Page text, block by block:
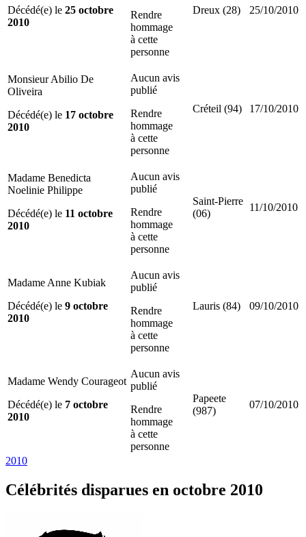
Décédé(e) le 25 octobre
2010
Rendre
hommage
à cette
personne
Dreux (28) 25/10/2010
Monsieur Abilio De
Oliveira
Décédé(e) le 17 octobre
2010
Aucun avis
publié
Rendre
hommage
à cette
personne
Créteil (94) 17/10/2010
Madame Benedicta
Noelinie Philippe
Décédé(e) le 11 octobre
2010
Aucun avis
publié
Rendre
hommage
à cette
personne
Saint-Pierre
(06)
11/10/2010
Madame Anne Kubiak
Décédé(e) le 9 octobre
2010
Aucun avis
publié
Rendre
hommage
à cette
personne
Lauris (84) 09/10/2010
Madame Wendy Courageot
Décédé(e) le 7 octobre
2010
Aucun avis
publié
Rendre
hommage
à cette
personne
Papeete
(987)
07/10/2010
2010
Célébrités disparues en octobre 2010